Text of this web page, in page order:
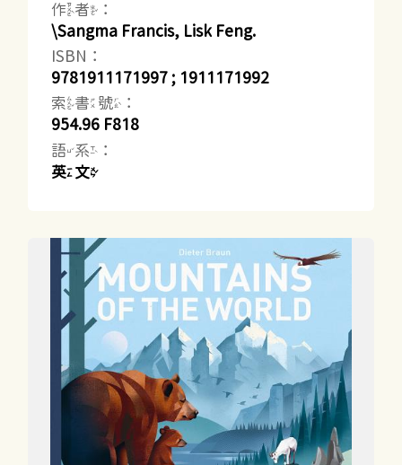
作者：
\Sangma Francis, Lisk Feng.
ISBN：
9781911171997 ; 1911171992
索書號：
954.96 F818
語系：
英文